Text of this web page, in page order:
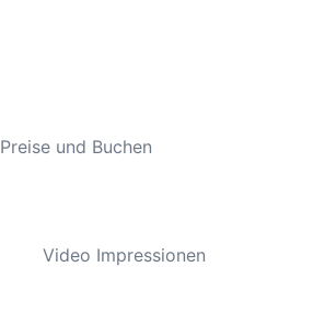
Preise und Buchen
Video Impressionen